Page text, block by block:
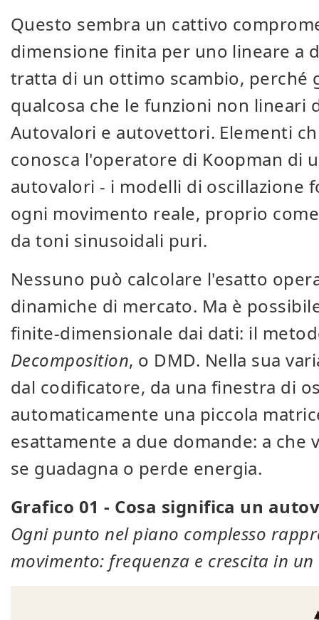
Questo sembra un cattivo
dimensione finita per uno lineare a
tratta di un ottimo scambio, perché
qualcosa che le funzioni non
Autovalori e autovettori. Elementi
conosca l'operatore di Koopman di
autovalori - i modelli di oscillazione
ogni movimento reale, proprio
da toni sinusoidali puri.
Nessuno può calcolare l'esatto
dinamiche di mercato. Ma è
finite-dimensionale dai dati: il
Decomposition, o DMD. Nella sua
dal codificatore, da una finestra di
automaticamente una piccola
esattamente a due domande: a che
se guadagna o perde energia.
Grafico 01 - Cosa significa un
Ogni punto nel piano complesso
movimento: frequenza e crescita in